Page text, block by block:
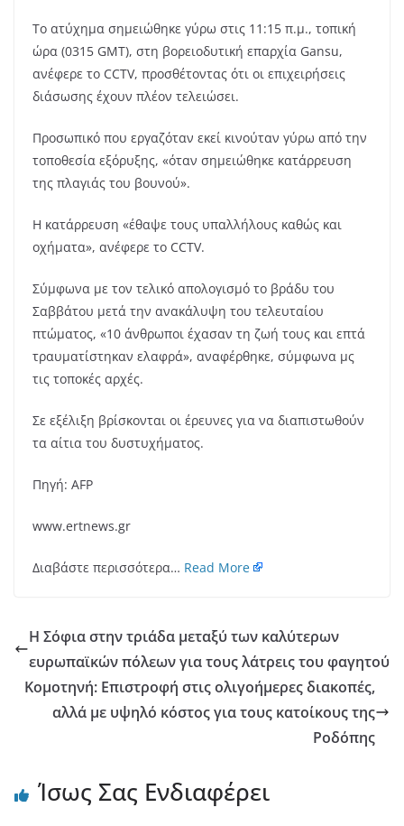
Το ατύχημα σημειώθηκε γύρω στις 11:15 π.μ., τοπική
ώρα (0315 GMT), στη βορειοδυτική επαρχία Gansu,
ανέφερε το CCTV, προσθέτοντας ότι οι επιχειρήσεις
διάσωσης έχουν πλέον τελειώσει.
Προσωπικό που εργαζόταν εκεί κινούταν γύρω από την
τοποθεσία εξόρυξης, «όταν σημειώθηκε κατάρρευση
της πλαγιάς του βουνού».
Η κατάρρευση «έθαψε τους υπαλλήλους καθώς και
οχήματα», ανέφερε το CCTV.
Σύμφωνα με τον τελικό απολογισμό το βράδυ του
Σαββάτου μετά την ανακάλυψη του τελευταίου
πτώματος, «10 άνθρωποι έχασαν τη ζωή τους και επτά
τραυματίστηκαν ελαφρά», αναφέρθηκε, σύμφωνα μς
τις τοποκές αρχές.
Σε εξέλιξη βρίσκονται οι έρευνες για να διαπιστωθούν
τα αίτια του δυστυχήματος.
Πηγή: AFP
www.ertnews.gr
Διαβάστε περισσότερα… Read More
Η Σόφια στην τριάδα μεταξύ των καλύτερων
ευρωπαϊκών πόλεων για τους λάτρεις του φαγητού
Κομοτηνή: Επιστροφή στις ολιγοήμερες διακοπές,
αλλά με υψηλό κόστος για τους κατοίκους της
Ροδόπης
Ίσως Σας Ενδιαφέρει